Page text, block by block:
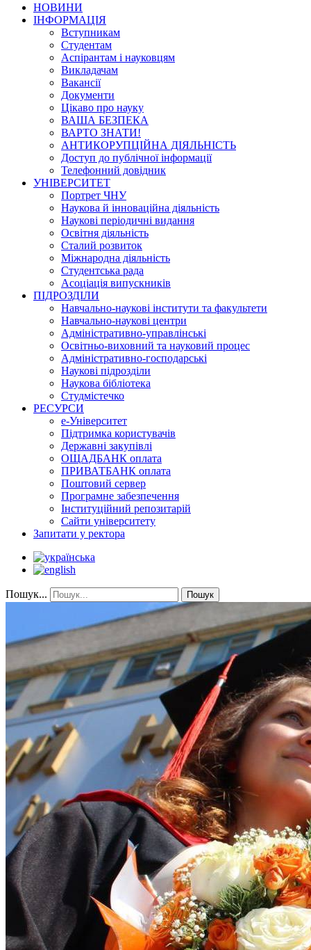
НОВИНИ
ІНФОРМАЦІЯ
Вступникам
Студентам
Аспірантам і науковцям
Викладачам
Вакансії
Документи
Цікаво про науку
ВАША БЕЗПЕКА
ВАРТО ЗНАТИ!
АНТИКОРУПЦІЙНА ДІЯЛЬНІСТЬ
Доступ до публічної інформації
Телефонний довідник
УНІВЕРСИТЕТ
Портрет ЧНУ
Наукова й інноваційна діяльність
Наукові періодичні видання
Освітня діяльність
Сталий розвиток
Міжнародна діяльність
Студентська рада
Асоціація випускників
ПІДРОЗДІЛИ
Навчально-наукові інститути та факультети
Навчально-наукові центри
Адміністративно-управлінські
Освітньо-виховний та науковий процес
Адміністративно-господарські
Наукові підрозділи
Наукова бібліотека
Студмістечко
РЕСУРСИ
е-Університет
Підтримка користувачів
Державні закупівлі
ОЩАДБАНК оплата
ПРИВАТБАНК оплата
Поштовий сервер
Програмне забезпечення
Інституційний репозитарій
Сайти університету
Запитати у ректора
Пошук... Пошук